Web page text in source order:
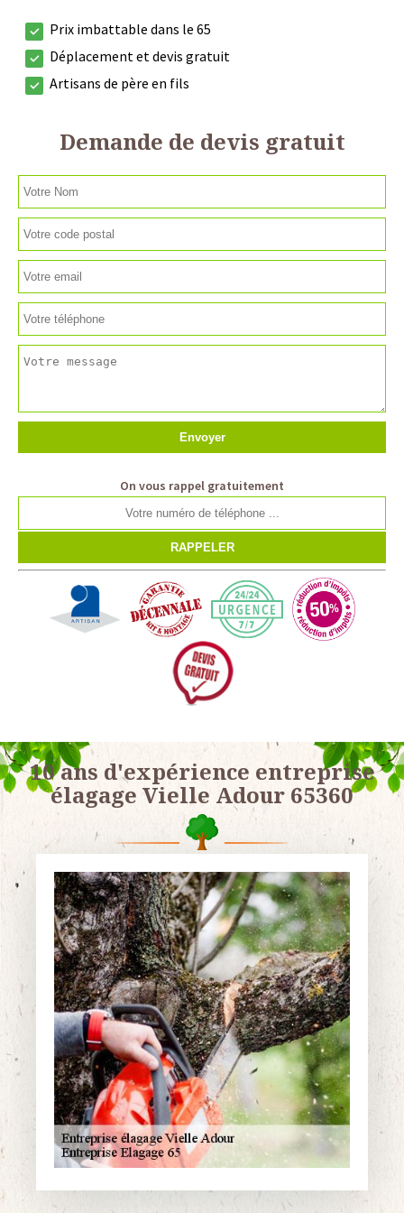
Prix imbattable dans le 65
Déplacement et devis gratuit
Artisans de père en fils
Demande de devis gratuit
On vous rappel gratuitement
10 ans d'expérience entreprise
élagage Vielle Adour 65360